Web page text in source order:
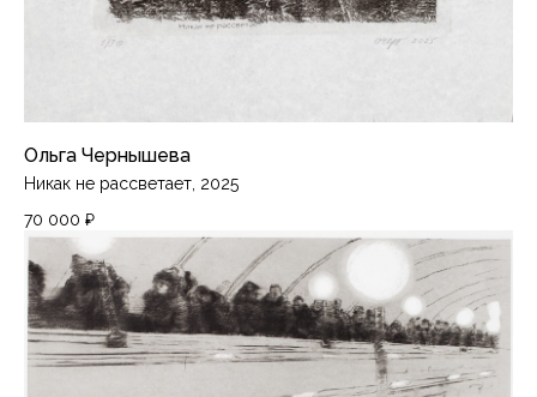
Ольга Чернышева
Никак не рассветает, 2025
70 000 ₽